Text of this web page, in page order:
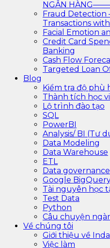
NGÂN
Fraud Detection
Transactions
Facial Emotion
Credit Card
Banking
Cash Flow
Targeted Loan
Blog
Kiểm tra độ phù
Thành tích học
Lộ trình đào tạo
SQL
PowerBI
Analysis/ BI (Tư
Data Modeling
Data Warehouse
ETL
Data governance
Google
Tài nguyên học
Test Data
Python
Câu chuyện
Về chúng tôi
Giới thiệu về Inda
Việc làm